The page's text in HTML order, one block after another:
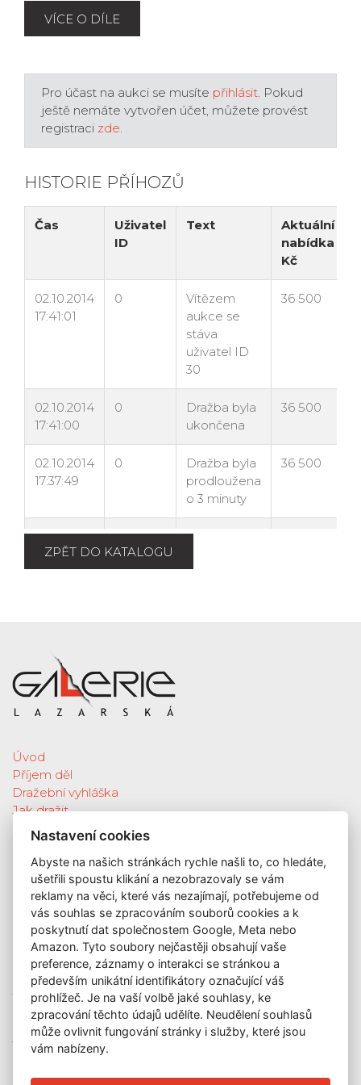
VÍCE O DÍLE
Pro účast na aukci se musíte přihlásit. Pokud
ještě nemáte vytvořen účet, můžete provést
registraci zde.
HISTORIE PŘÍHOZŮ
ZPĚT DO KATALOGU
Úvod
Příjem děl
Dražební vyhláška
Jak dražit
Galerie
Katalog vydražených děl
O nás
GDPR
Kontakt
KONTAKT
GALERIE LAZARSKÁ
Lazarská 7
110 00 Praha 1
E-mail:
info@galerielazarska.cz
Telefon:
+420 222 523 739
Nastavení cookies
Abyste na našich stránkách rychle našli to, co hledáte,
ušetřili spoustu klikání a nezobrazovaly se vám
reklamy na věci, které vás nezajímají, potřebujeme od
vás souhlas se zpracováním souborů cookies a k
poskytnutí dat společnostem Google, Meta nebo
Amazon. Tyto soubory nejčastěji obsahují vaše
preference, záznamy o interakci se stránkou a
především unikátní identifikátory označující váš
prohlížeč. Je na vaší volbě jaké souhlasy, ke
zpracování těchto údajů udělíte. Neudělení souhlasů
může ovlivnit fungování stránky i služby, které jsou
vám nabízeny.